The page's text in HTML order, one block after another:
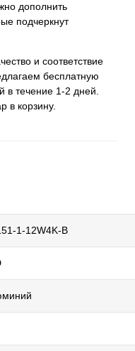
дополнить
подчеркнут
и соответствие
бесплатную
в течение 1-2 дней.
в корзину.
1-12W4K-B